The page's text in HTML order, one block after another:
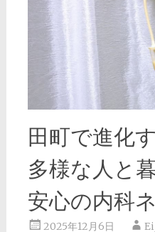
田町で進化
多様な人と
安心の内科
2025年12月6日